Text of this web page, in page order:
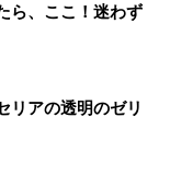
ら、ここ！迷わず
リアの透明のゼリ